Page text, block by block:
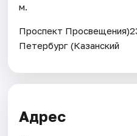
м.
Проспект
Петербург (Казанский
Адрес